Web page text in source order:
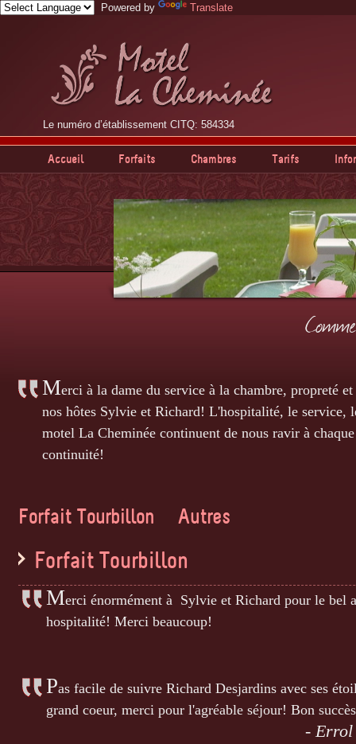
Powered by Translate
Le numéro d’établissement CITQ: 584334
Accueil Forfaits Chambres Tarifs
Merci à la dame du service à la chambre, propreté
nos hôtes Sylvie et Richard! L'hospitalité, le service,
motel La Cheminée continuent de nous ravir à
continuité!
Forfait Tourbillon Autres
Forfait Tourbillon
Merci énormément à Sylvie et Richard pour le bel
hospitalité! Merci beaucoup!
Pas facile de suivre Richard Desjardins avec ses
grand coeur, merci pour l'agréable séjour! Bon
- Errol